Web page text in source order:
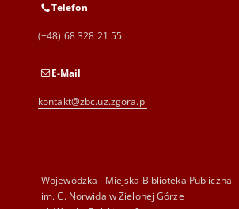
Telefon
(+48) 68 328 21 55
E-Mail
kontakt@zbc.uz.zgora.pl
Wojewódzka i Miejska Biblioteka Publiczna
im. C. Norwida w Zielonej Górze